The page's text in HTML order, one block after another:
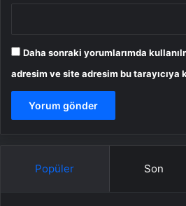
Daha sonraki yorumlarımda
adresim ve site adresim bu tarayıcıya
Popüler Son